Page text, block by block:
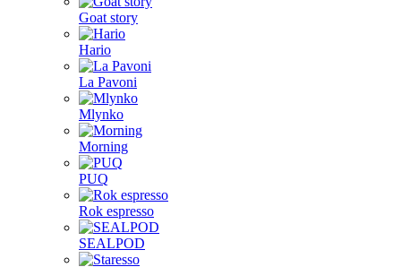
Goat story
Hario
La Pavoni
Mlynko
Morning
PUQ
Rok espresso
SEALPOD